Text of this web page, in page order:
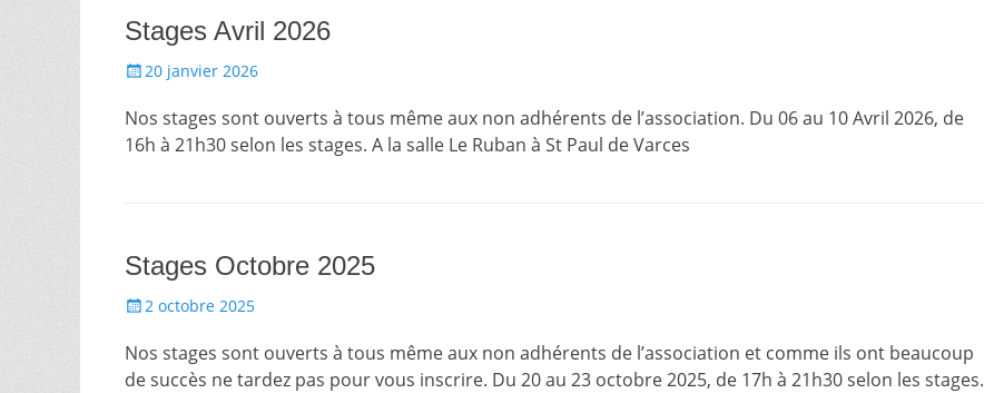
Stages Avril 2026
Posté20 janvier 2026
Nos stages sont ouverts à tous même aux non adhérents de l’association. Du 06 au 10 Avril 2026, de
16h à 21h30 selon les stages. A la salle Le Ruban à St Paul de Varces
Stages Octobre 2025
Posté2 octobre 2025
Nos stages sont ouverts à tous même aux non adhérents de l’association et comme ils ont beaucoup
de succès ne tardez pas pour vous inscrire. Du 20 au 23 octobre 2025, de 17h à 21h30 selon les stages.